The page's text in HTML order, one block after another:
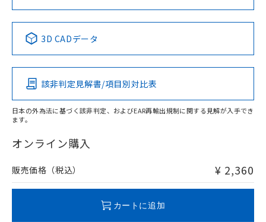
Pb Hg Cd Cr(VI)
O
在庫等で未対応品が混在する可能性があります。
問い合わせください。
No No No No
この製品の規格認証/適合状況ページへ
その他の認証はこちらのページからご検索ください
3D CADデータ
該非判定見解書/項目別対比表
日本の外為法に基づく該非判定、およびEAR再輸出規制に関する見解が入手でき
ます。
オンライン購入
販売価格（税込） ¥ 2,360
カートに追加